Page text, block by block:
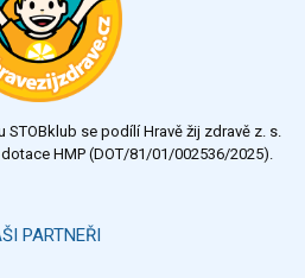
se podílí Hravě žij zdravě z. s.
HMP (DOT/81/01/002536/2025).
PARTNEŘI